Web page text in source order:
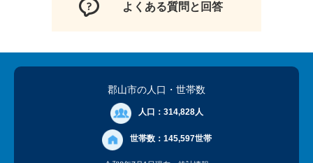
よくある質問と回答
郡山市の人口 ・世帯数
人口： 314,828人
世帯数： 145,597世帯